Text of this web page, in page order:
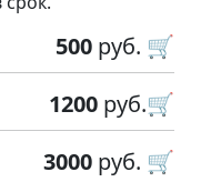
500 руб. 🛒
1200 руб.🛒
3000 руб. 🛒